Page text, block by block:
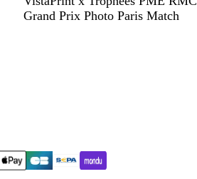
Grand Prix Photo Paris Match